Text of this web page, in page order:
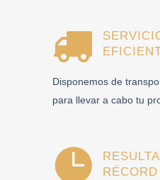
Disponemos de
para llevar a cabo tu
RÉCORD